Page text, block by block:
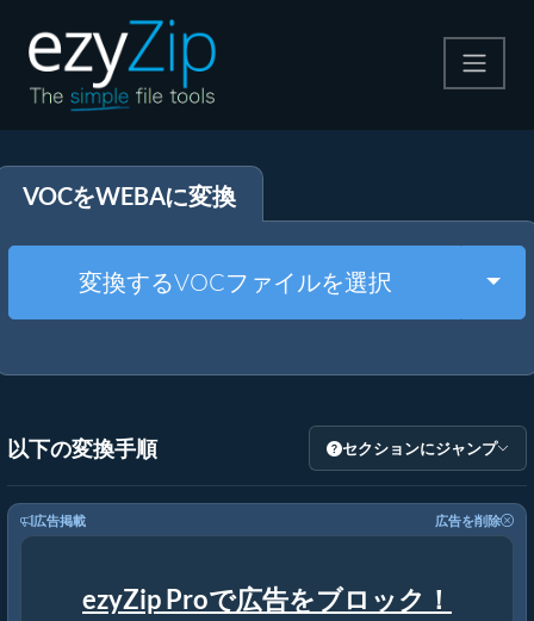
解凍する
その他のツール
VOCをWEBAに変換
変換するVOCファイルを選択
以下の変換手順 セクションにジャンプ
広告掲載 広告を削除
ezyZip Proで広告をブロック！